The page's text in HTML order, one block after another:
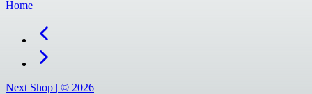
Home
Next Shop | © 2026